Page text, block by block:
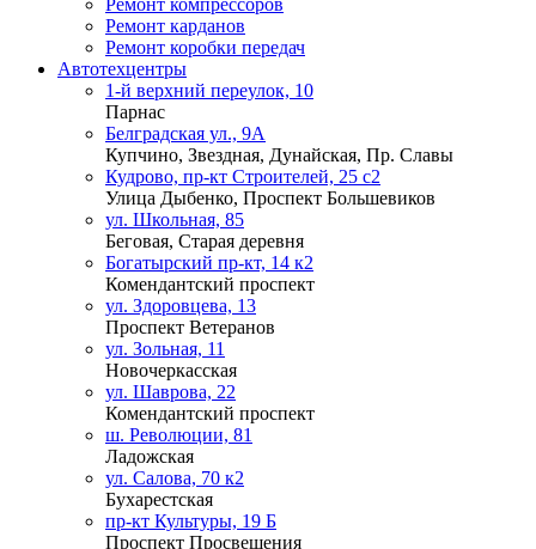
Ремонт компрессоров
Ремонт карданов
Ремонт коробки передач
Автотехцентры
1-й верхний переулок, 10
Парнас
Белградская ул., 9А
Купчино, Звездная, Дунайская, Пр. Славы
Кудрово, пр-кт Строителей, 25 с2
Улица Дыбенко, Проспект Большевиков
ул. Школьная, 85
Беговая, Старая деревня
Богатырский пр-кт, 14 к2
Комендантский проспект
ул. Здоровцева, 13
Проспект Ветеранов
ул. Зольная, 11
Новочеркасская
ул. Шаврова, 22
Комендантский проспект
ш. Революции, 81
Ладожская
ул. Салова, 70 к2
Бухарестская
пр-кт Культуры, 19 Б
Проспект Просвещения